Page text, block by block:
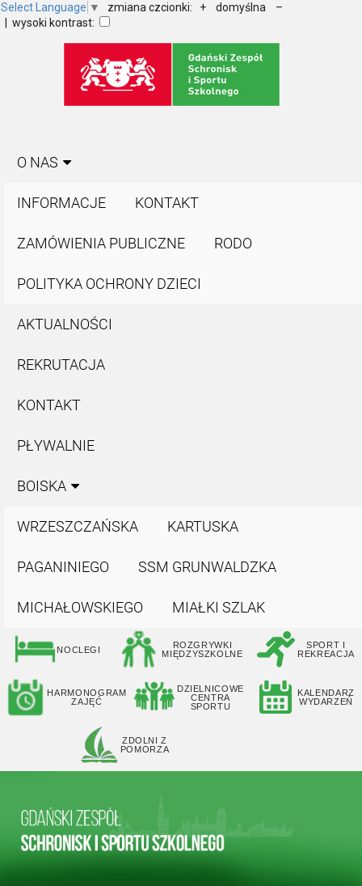
Select Language ▼ zmiana czcionki: + domyślna
–
| wysoki kontrast:
O NAS
INFORMACJE KONTAKT
ZAMÓWIENIA PUBLICZNE RODO
POLITYKA OCHRONY DZIECI
AKTUALNOŚCI
REKRUTACJA
KONTAKT
PŁYWALNIE
BOISKA
WRZESZCZAŃSKA KARTUSKA
PAGANINIEGO SSM GRUNWALDZKA
MICHAŁOWSKIEGO MIAŁKI SZLAK
NOCLEGI
ROZGRYWKI
MIĘDZYSZKOLNE
SPORT I
REKREACJA
HARMONOGRAM
ZAJĘĆ
DZIELNICOWE
CENTRA
SPORTU
KALENDARZ
WYDARZEŃ
ZDOLNI Z
POMORZA